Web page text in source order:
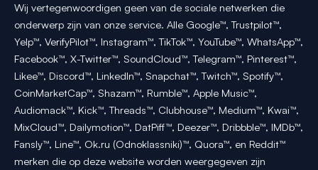
Wij vertegenwoordigen geen van de sociale netwerken die
onderwerp zijn van onze service. Alle Google™, Trustpilot™,
Yelp™, VerifyPilot™, Instagram™, TikTok™, YouTube™, WhatsApp™,
Facebook™, X-Twitter™, SoundCloud™, Telegram™, Pinterest™,
Likee™, Discord™, LinkedIn™, Snapchat™, Twitch™, Spotify™,
CoinMarketCap™, Shazam™, Rumble™, Apple Music™,
Audiomack™, Kick™, Threads™, Clubhouse™, Medium™, Kwai™,
MixCloud™, Dailymotion™, DatPiff™, Deezer™, Dribbble™, IMDb™,
Fansly™, Line™, Ok.ru (Odnoklassniki)™, Quora™, en Reddit™
merken die op deze website worden weergegeven zijn